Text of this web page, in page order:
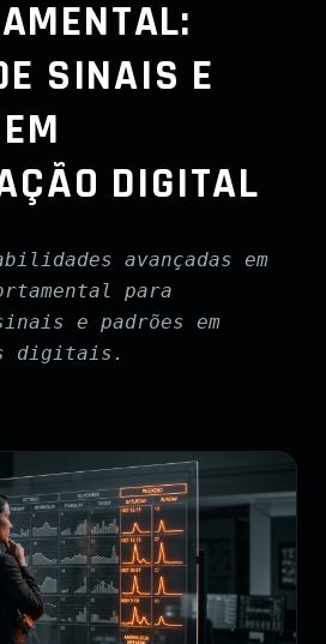
SINAIS E
DIGITAL
avançadas em
para
e padrões em
digitais.